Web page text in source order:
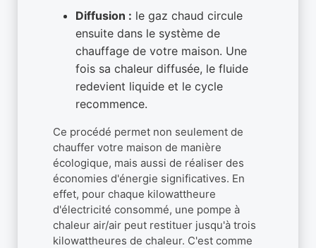
Diffusion : le gaz chaud circule
ensuite dans le système de
chauffage de votre maison. Une
fois sa chaleur diffusée, le fluide
redevient liquide et le cycle
recommence.
Ce procédé permet non seulement de
chauffer votre maison de manière
écologique, mais aussi de réaliser des
économies d'énergie significatives. En
effet, pour chaque kilowattheure
d'électricité consommé, une pompe à
chaleur air/air peut restituer jusqu'à trois
kilowattheures de chaleur. C'est comme